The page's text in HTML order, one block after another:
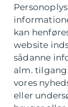
kan
website
sådanne
alm.
vores
eller